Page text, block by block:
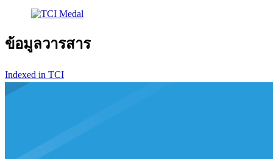
ข้อมูลวารสาร
Indexed in TCI